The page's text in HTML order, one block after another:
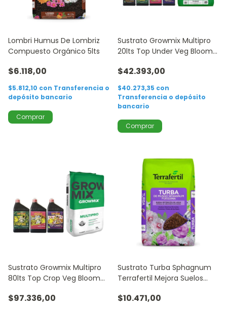
Lombri Humus De Lombriz
Compuesto Orgánico 5lts
$6.118,00
$5.812,10 con Transferencia o
depósito bancario
Sustrato Growmix Multipro
20lts Top Under Veg Bloom
$42.393,00
$40.273,35 con
Transferencia o depósito
bancario
Sustrato Growmix Multipro
80lts Top Crop Veg Bloom
$97.336,00
Sustrato Turba Sphagnum
Terrafertil Mejora Suelos
$10.471,00